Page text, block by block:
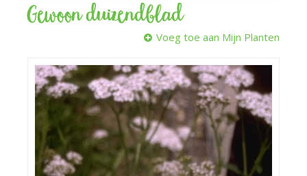
Gewoon duizendblad
Voeg toe aan Mijn Planten